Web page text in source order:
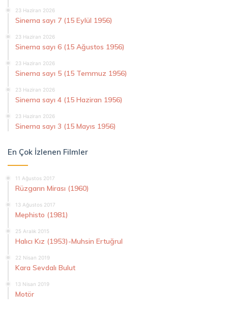
23 Haziran 2026
Sinema sayı 7 (15 Eylül 1956)
23 Haziran 2026
Sinema sayı 6 (15 Ağustos 1956)
23 Haziran 2026
Sinema sayı 5 (15 Temmuz 1956)
23 Haziran 2026
Sinema sayı 4 (15 Haziran 1956)
23 Haziran 2026
Sinema sayı 3 (15 Mayıs 1956)
En Çok İzlenen Filmler
11 Ağustos 2017
Rüzgarın Mirası (1960)
13 Ağustos 2017
Mephisto (1981)
25 Aralık 2015
Halıcı Kız (1953)-Muhsin Ertuğrul
22 Nisan 2019
Kara Sevdalı Bulut
13 Nisan 2019
Motör